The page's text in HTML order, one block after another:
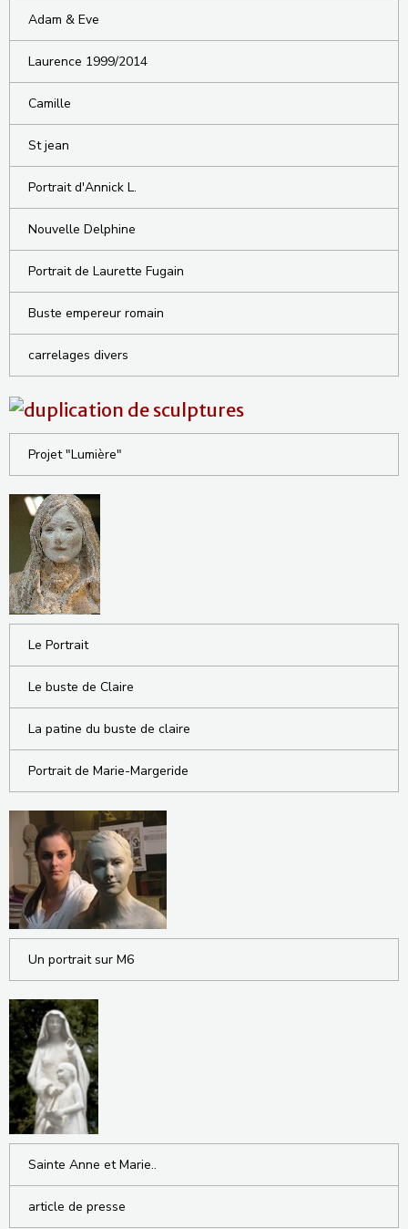
Adam & Eve
Laurence 1999/2014
Camille
St jean
Portrait d'Annick L.
Nouvelle Delphine
Portrait de Laurette Fugain
Buste empereur romain
carrelages divers
Projet "Lumière"
Le Portrait
Le buste de Claire
La patine du buste de claire
Portrait de Marie-Margeride
Un portrait sur M6
Sainte Anne et Marie..
article de presse